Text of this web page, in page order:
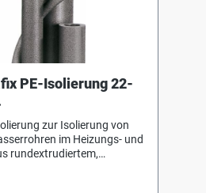
PE-Isolierung 22-
2m
zur Isolierung von
im Heizungs- und
rundextrudiertem,
und unverrottbar.